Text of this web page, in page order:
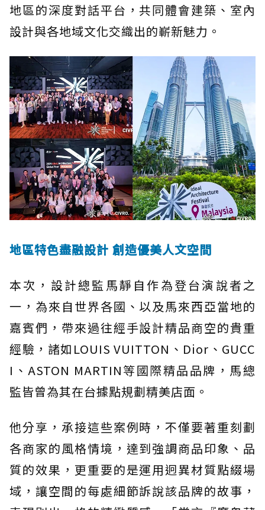
地區的深度對話平台，共同體會建築、室內
設計與各地域文化交織出的嶄新魅力。
地區特色盡融設計 創造優美人文空間
本次，設計總監馬靜自作為登台演說者之
一，為來自世界各國、以及馬來西亞當地的
嘉賓們，帶來過往經手設計精品商空的貴重
經驗，諸如LOUIS VUITTON、Dior、GUCC
I、ASTON MARTIN等國際精品品牌，馬總
監皆曾為其在台據點規劃精美店面。
他分享，承接這些案例時，不僅要著重刻劃
各商家的風格情境，達到強調商品印象、品
質的效果，更重要的是運用迥異材質點綴場
域，讓空間的每處細節訴說該品牌的故事，